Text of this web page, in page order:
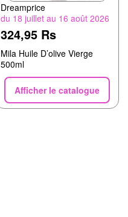
Dreamprice
du 18 juillet au 16 août 2026
324,95 Rs
Mila Huile D’olive Vierge
500ml
Afficher le catalogue